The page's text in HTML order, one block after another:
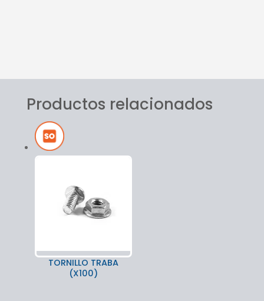
Productos relacionados
TORNILLO TRABA
(X100)